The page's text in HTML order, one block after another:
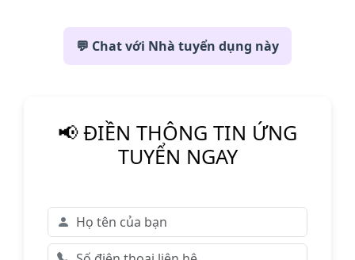
💬 Chat với Nhà tuyển dụng này
📢 ĐIỀN THÔNG TIN ỨNG
TUYỂN NGAY